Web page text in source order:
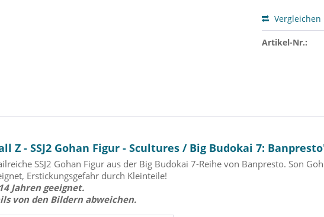
Vergleichen
Artikel-Nr.:
- SSJ2 Gohan Figur - Scultures / Big Budokai 7:
SSJ2 Gohan Figur aus der Big Budokai 7-Reihe von Banpresto. Son
Erstickungsgefahr durch Kleinteile!
Jahren geeignet.
von den Bildern abweichen.